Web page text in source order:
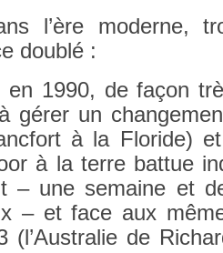
l’ère moder­ne,
doublé :
en 1990, de façon
gérer un
à la Floride)
à la terre bat­tue
– une semaine et
– et face aux
(l’Australie de